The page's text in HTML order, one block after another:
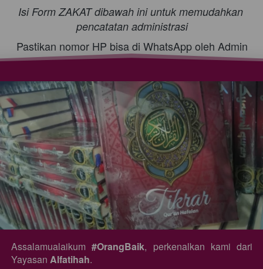
Isi Form ZAKAT dibawah ini untuk memudahkan
pencatatan administrasi
Pastikan nomor HP bisa di WhatsApp oleh Admin
Assalamualaikum #OrangBaik, perkenalkan kami dari
Yayasan Alfatihah.